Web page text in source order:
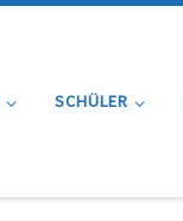
SCHÜLER